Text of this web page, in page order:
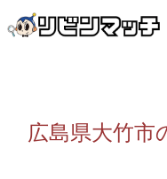
広島県大竹市